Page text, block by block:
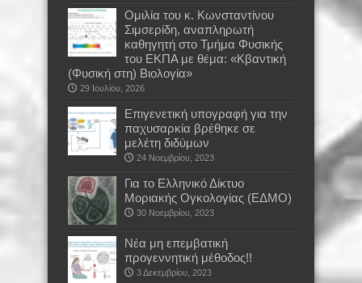
Oμιλία του κ. Κωνσταντίνου
Σιμσερίδη, αναπληρωτή
καθηγητή στο Τμήμα Φυσικής
του ΕΚΠΑ με θέμα: «Κβαντική
(Φυσική στη) Βιολογία»
29 Ιουλίου, 2026
Επιγενετική υπογραφή για την
παχυσαρκία βρέθηκε σε
μελέτη διδύμων
24 Νοεμβρίου, 2023
Για το Ελληνικό Δίκτυο
Μοριακής Ογκολογίας (ΕΔΜΟ)
30 Νοεμβρίου, 2023
Νέα μη επεμβατική
προγεννητική μέθοδος!!
3 Δεκεμβρίου, 2023